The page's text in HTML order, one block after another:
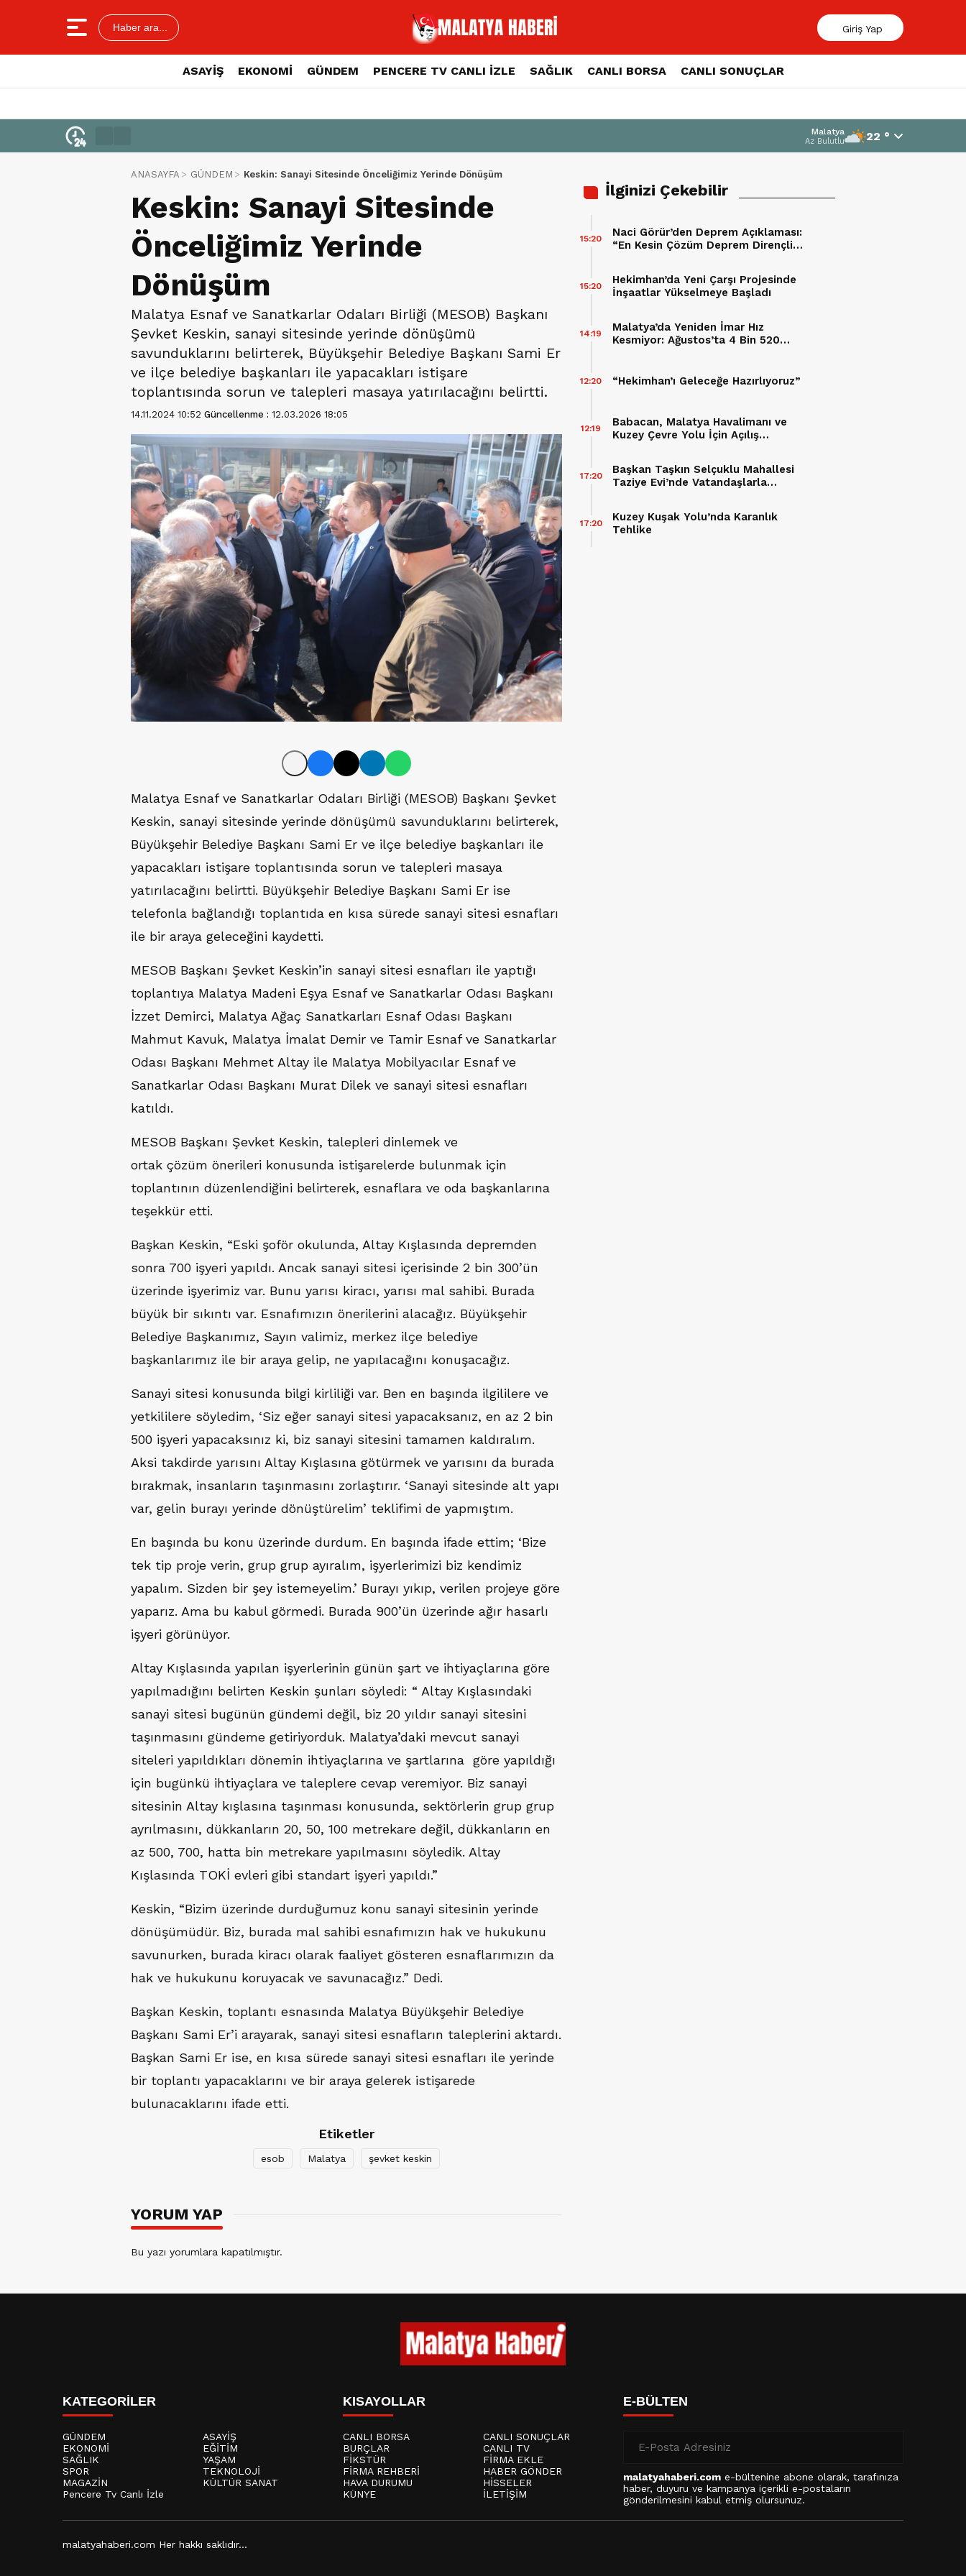
Haber ara... Giriş Yap
ASAYİŞ EKONOMİ GÜNDEM PENCERE TV CANLI İZLE SAĞLIK CANLI BORSA CANLI SONUÇLAR
Malatya
Az Bulutlu 22 °
ANASAYFA GÜNDEM Keskin: Sanayi Sitesinde Önceliğimiz Yerinde Dönüşüm
Keskin: Sanayi Sitesinde
Önceliğimiz Yerinde
Dönüşüm
Malatya Esnaf ve Sanatkarlar Odaları Birliği (MESOB) Başkanı
Şevket Keskin, sanayi sitesinde yerinde dönüşümü
savunduklarını belirterek, Büyükşehir Belediye Başkanı Sami Er
ve ilçe belediye başkanları ile yapacakları istişare
toplantısında sorun ve talepleri masaya yatırılacağını belirtti.
14.11.2024 10:52 Güncellenme : 12.03.2026 18:05
Malatya Esnaf ve Sanatkarlar Odaları Birliği (MESOB) Başkanı Şevket
Keskin, sanayi sitesinde yerinde dönüşümü savunduklarını belirterek,
Büyükşehir Belediye Başkanı Sami Er ve ilçe belediye başkanları ile
yapacakları istişare toplantısında sorun ve talepleri masaya
yatırılacağını belirtti. Büyükşehir Belediye Başkanı Sami Er ise
telefonla bağlandığı toplantıda en kısa sürede sanayi sitesi esnafları
ile bir araya geleceğini kaydetti.
MESOB Başkanı Şevket Keskin’in sanayi sitesi esnafları ile yaptığı
toplantıya Malatya Madeni Eşya Esnaf ve Sanatkarlar Odası Başkanı
İzzet Demirci, Malatya Ağaç Sanatkarları Esnaf Odası Başkanı
Mahmut Kavuk, Malatya İmalat Demir ve Tamir Esnaf ve Sanatkarlar
Odası Başkanı Mehmet Altay ile Malatya Mobilyacılar Esnaf ve
Sanatkarlar Odası Başkanı Murat Dilek ve sanayi sitesi esnafları
katıldı.
MESOB Başkanı Şevket Keskin, talepleri dinlemek ve
ortak çözüm önerileri konusunda istişarelerde bulunmak için
toplantının düzenlendiğini belirterek, esnaflara ve oda başkanlarına
teşekkür etti.
Başkan Keskin, “Eski şoför okulunda, Altay Kışlasında depremden
sonra 700 işyeri yapıldı. Ancak sanayi sitesi içerisinde 2 bin 300’ün
üzerinde işyerimiz var. Bunu yarısı kiracı, yarısı mal sahibi. Burada
büyük bir sıkıntı var. Esnafımızın önerilerini alacağız. Büyükşehir
Belediye Başkanımız, Sayın valimiz, merkez ilçe belediye
başkanlarımız ile bir araya gelip, ne yapılacağını konuşacağız.
Sanayi sitesi konusunda bilgi kirliliği var. Ben en başında ilgililere ve
yetkililere söyledim, ‘Siz eğer sanayi sitesi yapacaksanız, en az 2 bin
500 işyeri yapacaksınız ki, biz sanayi sitesini tamamen kaldıralım.
Aksi takdirde yarısını Altay Kışlasına götürmek ve yarısını da burada
bırakmak, insanların taşınmasını zorlaştırır. ‘Sanayi sitesinde alt yapı
var, gelin burayı yerinde dönüştürelim’ teklifimi de yapmıştım.
En başında bu konu üzerinde durdum. En başında ifade ettim; ‘Bize
tek tip proje verin, grup grup ayıralım, işyerlerimizi biz kendimiz
yapalım. Sizden bir şey istemeyelim.’ Burayı yıkıp, verilen projeye göre
yaparız. Ama bu kabul görmedi. Burada 900’ün üzerinde ağır hasarlı
işyeri görünüyor.
Altay Kışlasında yapılan işyerlerinin günün şart ve ihtiyaçlarına göre
yapılmadığını belirten Keskin şunları söyledi: “ Altay Kışlasındaki
sanayi sitesi bugünün gündemi değil, biz 20 yıldır sanayi sitesini
taşınmasını gündeme getiriyorduk. Malatya’daki mevcut sanayi
siteleri yapıldıkları dönemin ihtiyaçlarına ve şartlarına göre yapıldığı
için bugünkü ihtiyaçlara ve taleplere cevap veremiyor. Biz sanayi
sitesinin Altay kışlasına taşınması konusunda, sektörlerin grup grup
ayrılmasını, dükkanların 20, 50, 100 metrekare değil, dükkanların en
az 500, 700, hatta bin metrekare yapılmasını söyledik. Altay
Kışlasında TOKİ evleri gibi standart işyeri yapıldı.”
Keskin, “Bizim üzerinde durduğumuz konu sanayi sitesinin yerinde
dönüşümüdür. Biz, burada mal sahibi esnafımızın hak ve hukukunu
savunurken, burada kiracı olarak faaliyet gösteren esnaflarımızın da
hak ve hukukunu koruyacak ve savunacağız.” Dedi.
Başkan Keskin, toplantı esnasında Malatya Büyükşehir Belediye
Başkanı Sami Er’i arayarak, sanayi sitesi esnafların taleplerini aktardı.
Başkan Sami Er ise, en kısa sürede sanayi sitesi esnafları ile yerinde
bir toplantı yapacaklarını ve bir araya gelerek istişarede
bulunacaklarını ifade etti.
Etiketler
esob Malatya şevket keskin
YORUM YAP
Bu yazı yorumlara kapatılmıştır.
İlginizi Çekebilir
Naci Görür’den Deprem Açıklaması:
“En Kesin Çözüm Deprem Dirençli
15:20
Hekimhan’da Yeni Çarşı Projesinde
İnşaatlar Yükselmeye Başladı
15:20
Malatya’da Yeniden İmar Hız
Kesmiyor: Ağustos’ta 4 Bin 520
14:19
“Hekimhan’ı Geleceğe Hazırlıyoruz”
12:20
Babacan, Malatya Havalimanı ve
Kuzey Çevre Yolu İçin Açılış
12:19
Başkan Taşkın Selçuklu Mahallesi
Taziye Evi’nde Vatandaşlarla
17:20
Kuzey Kuşak Yolu’nda Karanlık
Tehlike
17:20
KATEGORİLER
GÜNDEM
ASAYİŞ
EKONOMİ
EĞİTİM
SAĞLIK
YAŞAM
SPOR
TEKNOLOJİ
MAGAZİN
KÜLTÜR SANAT
Pencere Tv Canlı İzle
KISAYOLLAR
CANLI BORSA
CANLI SONUÇLAR
BURÇLAR
CANLI TV
FİKSTÜR
FİRMA EKLE
FİRMA REHBERİ
HABER GÖNDER
HAVA DURUMU
HİSSELER
KÜNYE
İLETİŞİM
E-BÜLTEN
malatyahaberi.com e-bültenine abone olarak, tarafınıza
haber, duyuru ve kampanya içerikli e-postaların
gönderilmesini kabul etmiş olursunuz.
malatyahaberi.com Her hakkı saklıdır...